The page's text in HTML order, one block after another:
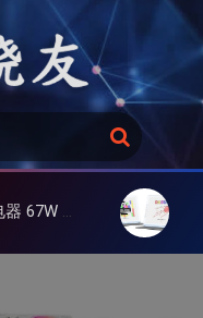
搜
索
大上 Paperlike